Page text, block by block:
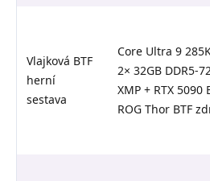
Vlajková BTF
herní
sestava
Core Ultra 9
2× 32GB DDR5-
XMP + RTX 5090
ROG Thor BTF